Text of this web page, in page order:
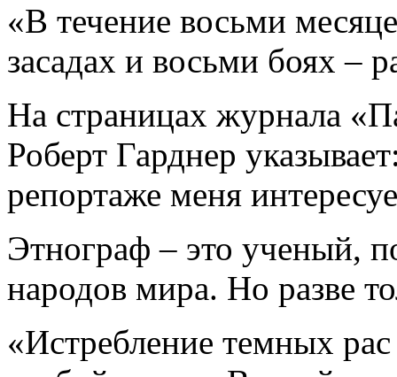
«В течение восьми
засадах и восьми боях –
На страницах журнала
Роберт Гарднер
репортаже меня
Этнограф – это ученый,
народов мира. Но разве
«Истребление темных